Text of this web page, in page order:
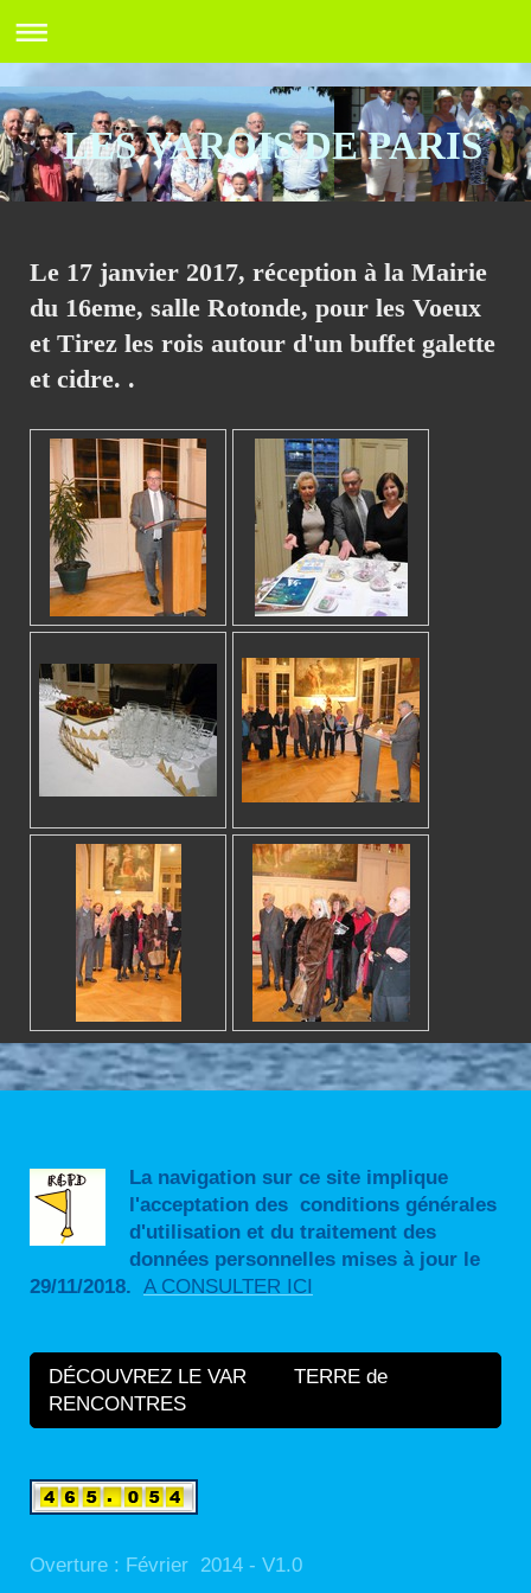
LES VAROIS DE PARIS
Le 17 janvier 2017, réception à la Mairie
du 16eme, salle Rotonde, pour les Voeux
et Tirez les rois autour d'un buffet galette
et cidre. .
La navigation sur ce site implique
l'acceptation des conditions générales
d'utilisation et du traitement des
données personnelles mises à jour le
29/11/2018. A CONSULTER ICI
DÉCOUVREZ LE VAR TERRE de
RENCONTRES
Overture : Février 2014 - V1.0